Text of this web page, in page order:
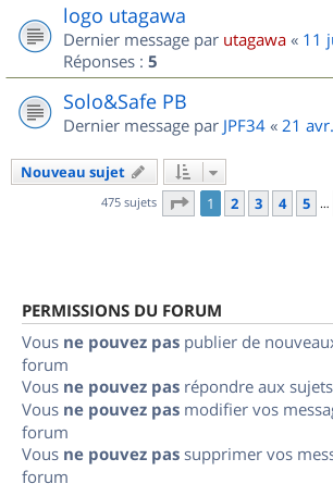
logo utagawa
Dernier message par utagawa « 11
Réponses : 5
Solo&Safe PB
Dernier message par JPF34 « 21
Nouveau sujet
475 sujets Page 1sur
1 2 3 4 5 …
PERMISSIONS DU FORUM
Vous ne pouvez pas publier de
forum
Vous ne pouvez pas répondre aux
Vous ne pouvez pas modifier vos
forum
Vous ne pouvez pas supprimer vos
forum